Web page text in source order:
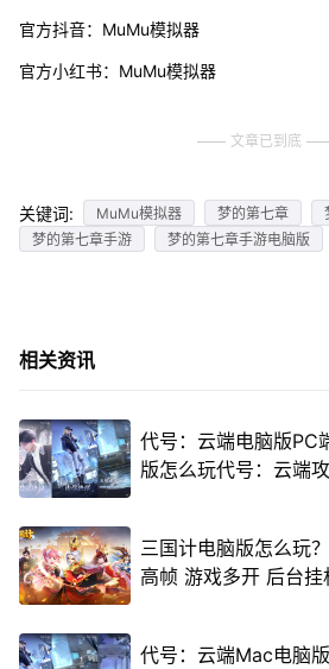
官方抖音：MuMu模拟器
官方小红书：MuMu模拟器
文章已到底
关键词: MuMu模拟器 梦的第七章
梦的第七章手游
梦的第七章手游电脑版
相关资讯
代号：云端电脑版PC
版怎么玩代号：云端
三国计电脑版怎么玩
高帧 游戏多开 后台
代号：云端Mac电脑